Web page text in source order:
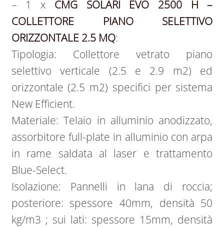
– 1 x CMG SOLARI EVO 2500 H –
COLLETTORE PIANO SELETTIVO
ORIZZONTALE 2.5 MQ:
Tipologia: Collettore vetrato piano
selettivo verticale (2.5 e 2.9 m2) ed
orizzontale (2.5 m2) specifici per sistema
New Efficient.
Materiale: Telaio in alluminio anodizzato,
assorbitore full-plate in alluminio con arpa
in rame saldata al laser e trattamento
Blue-Select.
Isolazione: Pannelli in lana di roccia;
posteriore: spessore 40mm, densità 50
kg/m3 ; sui lati: spessore 15mm, densità